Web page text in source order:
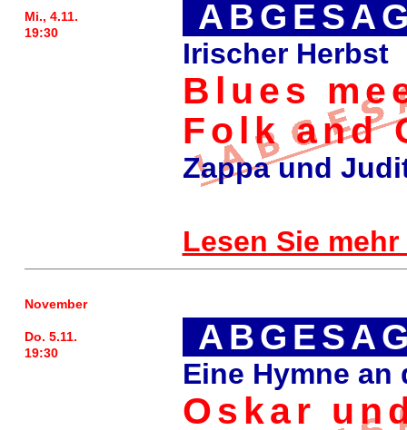
Mi., 4.11.
19:30
Irischer Herbst
Blues
Folk and
Zappa und
Lesen Sie mehr
November
Do. 5.11.
19:30
Eine Hymne an
Oskar